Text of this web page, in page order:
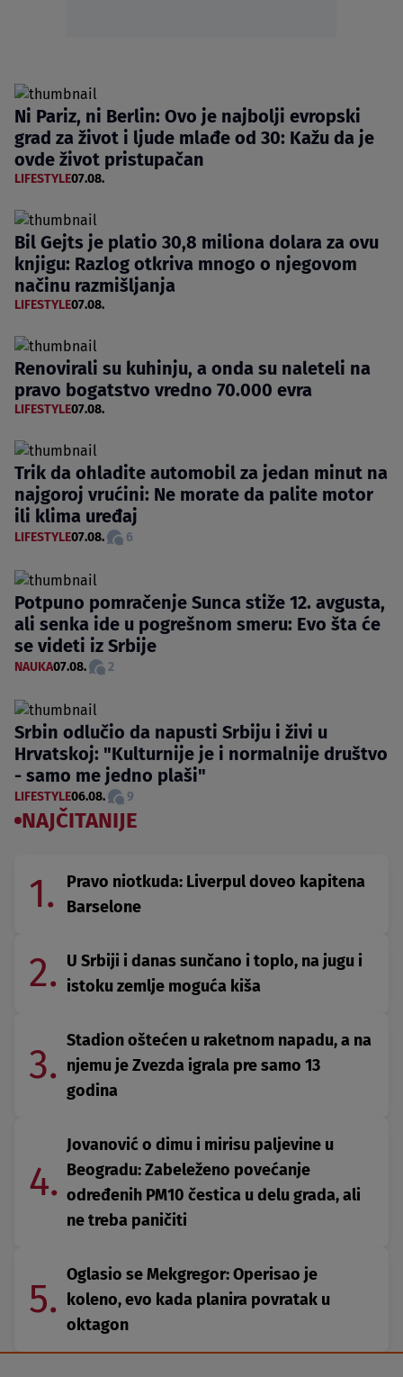
Ni Pariz, ni Berlin: Ovo je najbolji evropski
grad za život i ljude mlađe od 30: Kažu da je
ovde život pristupačan
LIFESTYLE07.08.
Bil Gejts je platio 30,8 miliona dolara za ovu
knjigu: Razlog otkriva mnogo o njegovom
načinu razmišljanja
LIFESTYLE07.08.
Renovirali su kuhinju, a onda su naleteli na
pravo bogatstvo vredno 70.000 evra
LIFESTYLE07.08.
Trik da ohladite automobil za jedan minut na
najgoroj vrućini: Ne morate da palite motor
ili klima uređaj
LIFESTYLE07.08. 6
Potpuno pomračenje Sunca stiže 12. avgusta,
ali senka ide u pogrešnom smeru: Evo šta će
se videti iz Srbije
NAUKA07.08. 2
Srbin odlučio da napusti Srbiju i živi u
Hrvatskoj: "Kulturnije je i normalnije društvo
- samo me jedno plaši"
LIFESTYLE06.08. 9
NAJČITANIJE
1.
Pravo niotkuda: Liverpul doveo kapitena
Barselone
2. U Srbiji i danas sunčano i toplo, na jugu i
istoku zemlje moguća kiša
3.
Stadion oštećen u raketnom napadu, a na
njemu je Zvezda igrala pre samo 13
godina
4.
Jovanović o dimu i mirisu paljevine u
Beogradu: Zabeleženo povećanje
određenih PM10 čestica u delu grada, ali
ne treba paničiti
5.
Oglasio se Mekgregor: Operisao je
koleno, evo kada planira povratak u
oktagon